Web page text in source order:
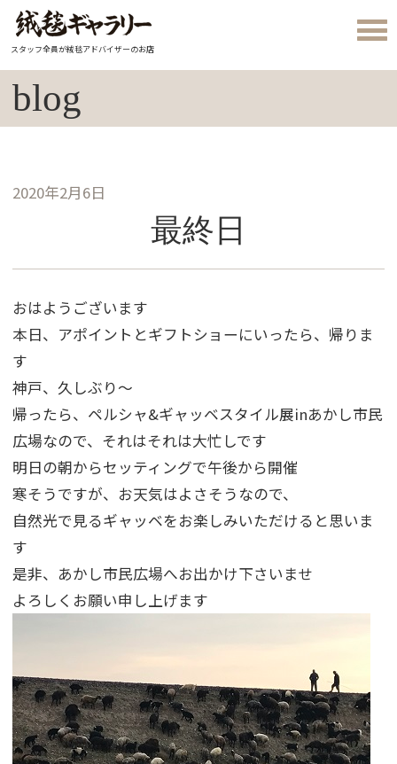
スタッフ全員が絨毯アドバイザーのお店
blog
2020年2月6日
最終日
おはようございます
本日、アポイントとギフトショーにいったら、帰りま
す
神戸、久しぶり～
帰ったら、ペルシャ&ギャッベスタイル展inあかし市民
広場なので、それはそれは大忙しです
明日の朝からセッティングで午後から開催
寒そうですが、お天気はよさそうなので、
自然光で見るギャッベをお楽しみいただけると思いま
す
是非、あかし市民広場へお出かけ下さいませ
よろしくお願い申し上げます